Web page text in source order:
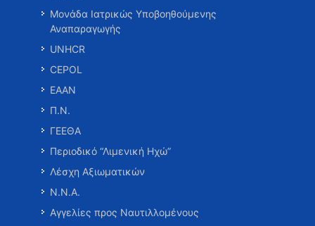
Μονάδα Ιατρικώς Υποβοηθούμενης
Αναπαραγωγής
UNHCR
CEPOL
ΕΑΑΝ
Π.Ν.
ΓΕΕΘΑ
Περιοδικό “Λιμενική Ηχώ”
Λέσχη Αξιωματικών
Ν.Ν.Α.
Αγγελίες προς Ναυτιλλομένους